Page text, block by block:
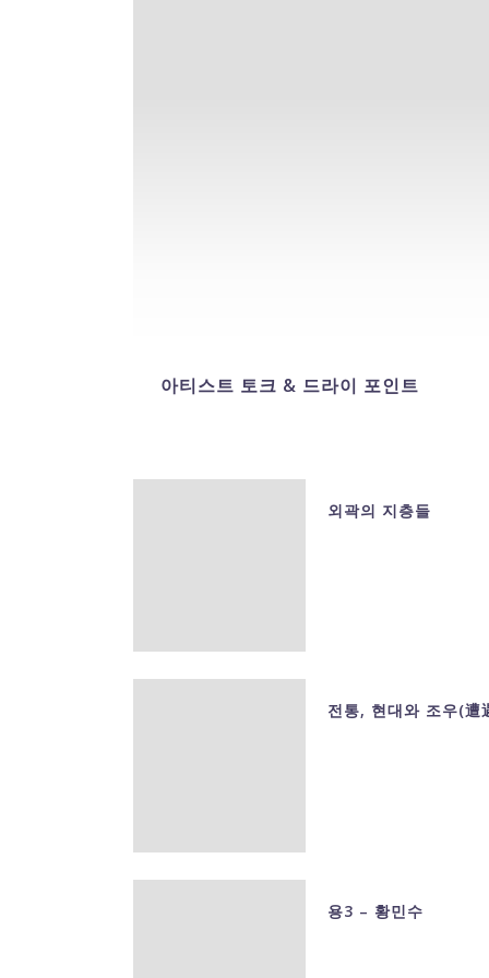
아티스트 토크 & 드라이 포인트
외곽의 지층들
전통, 현대와 조우(遭
용3 – 황민수